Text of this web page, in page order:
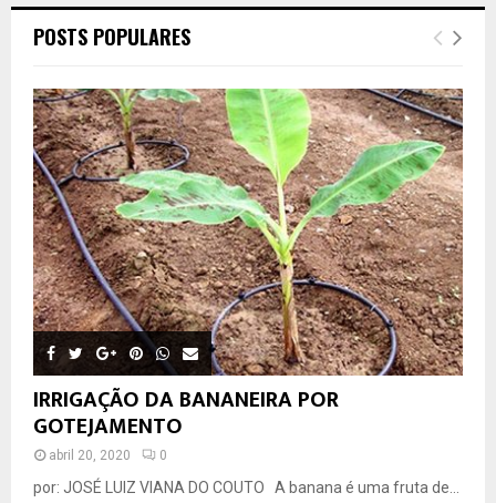
POSTS POPULARES
IRRIGAÇÃO DA BANANEIRA POR
GOTEJAMENTO
abril 20, 2020 0
por: JOSÉ LUIZ VIANA DO COUTO A banana é uma fruta de...